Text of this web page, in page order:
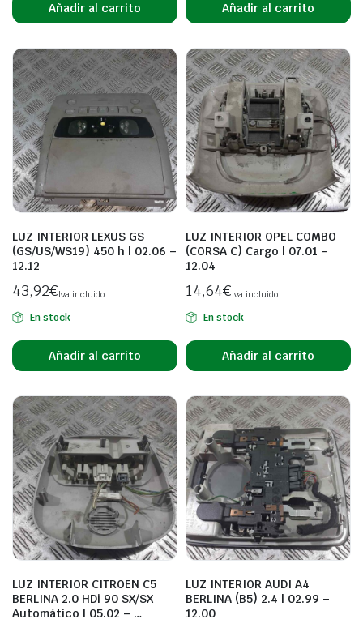
Añadir al carrito Añadir al carrito
LUZ INTERIOR LEXUS GS
(GS/US/WS19) 450 h | 02.06 –
12.12
43,92€Iva incluido
En stock
Añadir al carrito
LUZ INTERIOR OPEL COMBO
(CORSA C) Cargo | 07.01 –
12.04
14,64€Iva incluido
En stock
Añadir al carrito
LUZ INTERIOR CITROEN C5
BERLINA 2.0 HDi 90 SX/SX
Automático | 05.02 – …
LUZ INTERIOR AUDI A4
BERLINA (B5) 2.4 | 02.99 –
12.00